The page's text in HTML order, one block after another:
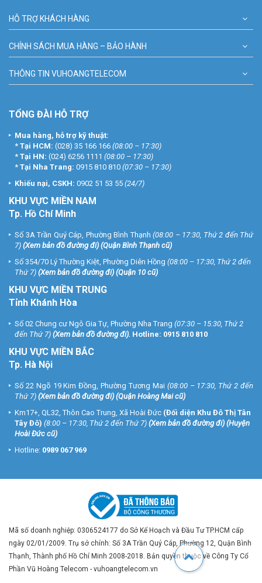
HỖ TRỢ KHÁCH HÀNG
CHÍNH SÁCH MUA HÀNG – BẢO HÀNH
THÔNG TIN VUHOANGTELECOM
TỔNG ĐÀI HỖ TRỢ
Mua hàng, hỗ trợ kỹ thuật:
* Tại HCM: (028) 35 166 166 (08:00 – 17:30)
* Tại HN: (024) 6256 1111 (08:00 – 17:30)
* Tại Nha Trang: 0915 810 810 (07:30 – 17:30)
Khiếu nại, CSKH: 0902 51 53 55 (24/7)
KHU VỰC MIỀN NAM
Tp. Hồ Chí Minh
Số 3A Trần Quý Cáp, Phường Bình Thạnh (08:00 – 17:30, Thứ 2 đến Thứ
7) (Xem bản đồ đường đi) (Quận Bình Thạnh cũ)
Số 354/70 Lý Thường Kiệt, Phường Diên Hồng (08:00 – 17:30, Thứ 2 đến
Thứ 7) (Xem bản đồ đường đi) (Quận 10 cũ)
KHU VỰC MIỀN TRUNG
Tỉnh Khánh Hòa
Số 02 Chung cư Ngô Gia Tự, Phường Nha Trang (07:30 – 15:30, Thứ 2
đến Thứ 7) (Xem bản đồ đường đi). Hotline: 0915 810 810
KHU VỰC MIỀN BẮC
Tp. Hà Nội
Số 22 Ngõ 19 Kim Đồng, Phường Tương Mai (08:00 – 17:30, Thứ 2 đến
Thứ 7) (Xem bản đồ đường đi) (Quận Hoàng Mai cũ)
Km17+, QL32, Thôn Cao Trung, Xã Hoài Đức (Đối diện Khu Đô Thị Tân
Tây Đô) (8:00 – 17:30, Thứ 2 đến Thứ 7) (Xem bản đồ đường đi) (Huyện
Hoài Đức cũ)
Hotline: 0989 067 969
Mã số doanh nghiệp: 0306524177 do Sở Kế Hoạch và Đầu Tư TP.HCM cấp
ngày 02/01/2009. Trụ sở chính: Số 3A Trần Quý Cáp, Phường 12, Quận Bình
Thạnh, Thành phố Hồ Chí Minh 2008-2018. Bản quyền thuộc về Công Ty Cổ
Phần Vũ Hoàng Telecom - vuhoangtelecom.vn